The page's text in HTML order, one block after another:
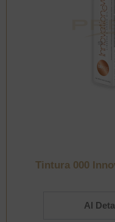
Tintura 000
Al